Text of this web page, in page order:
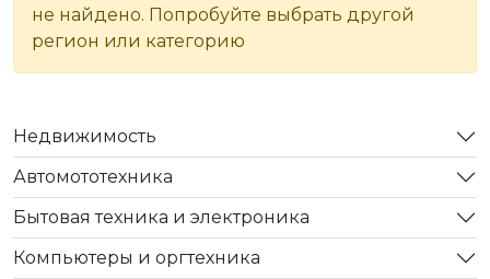
не найдено. Попробуйте выбрать другой
регион или категорию
Недвижимость
Автомототехника
Бытовая техника и электроника
Компьютеры и оргтехника